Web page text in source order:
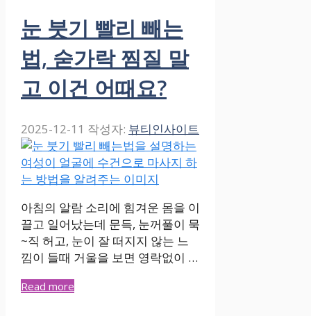
눈 붓기 빨리 빼는
법, 숟가락 찜질 말
고 이건 어때요?
2025-12-11 작성자: 뷰티인사이트
아침의 알람 소리에 힘겨운 몸을 이
끌고 일어났는데 문득, 눈꺼풀이 묵
~직 허고, 눈이 잘 떠지지 않는 느
낌이 들때 거울을 보면 영락없이 …
Read more